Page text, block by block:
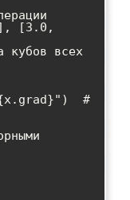
[3.0,
всех
#